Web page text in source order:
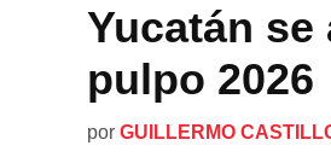
Yucatán
pulpo 2026
por GUILLERMO